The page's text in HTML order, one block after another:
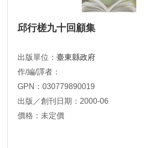
邱行槎九十回顧集
出版單位： 臺東縣政府
作/編/譯者：
GPN：030779890019
出版／創刊日期：2000-06
價格：未定價